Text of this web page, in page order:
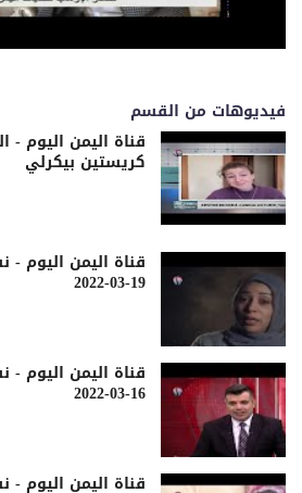
فيديوهات من القسم
قناة اليمن اليوم -
كريستين بيكرلي
قناة اليمن اليوم -
19-03-2022
قناة اليمن اليوم -
16-03-2022
قناة اليمن اليوم -